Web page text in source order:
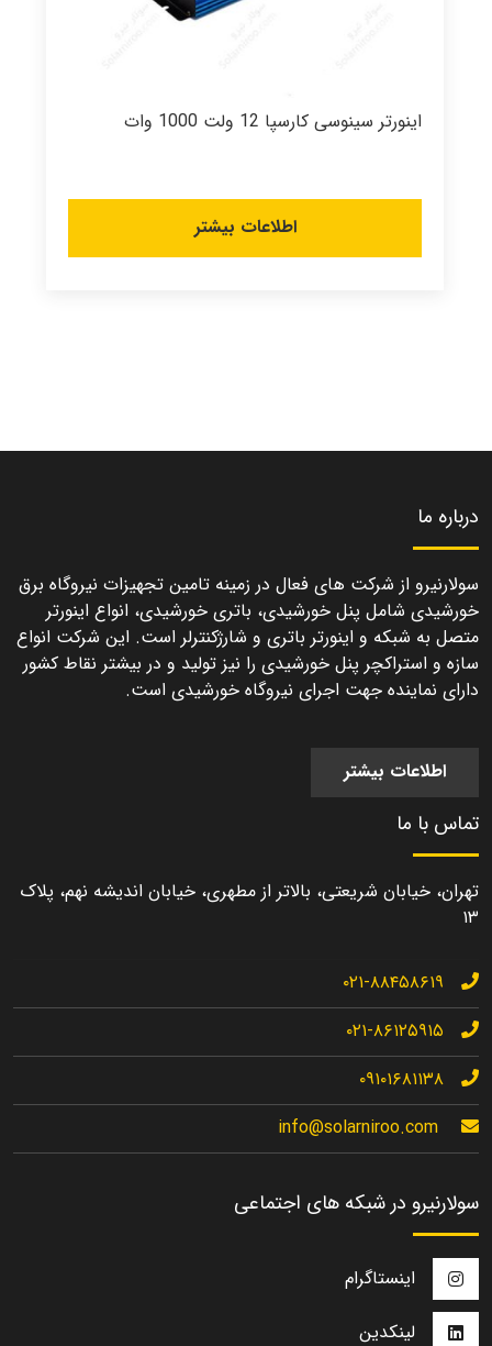
اینورتر سینوسی کارسپا 12 ولت 1000 وات
اطلاعات بیشتر
درباره ما
سولارنیرو از شرکت های فعال در زمینه تامین تجهیزات نیروگاه برق
خورشیدی شامل پنل خورشیدی، باتری خورشیدی، انواع اینورتر
متصل به شبکه و اینورتر باتری و شارژکنترلر است. این شرکت انواع
سازه و استراکچر پنل خورشیدی را نیز تولید و در بیشتر نقاط کشور
دارای نماینده جهت اجرای نیروگاه خورشیدی است.
اطلاعات بیشتر
تماس با ما
تهران، خیابان شریعتی، بالاتر از مطهری، خیابان اندیشه نهم، پلاک
۱۳
۰۲۱-۸۸۴۵۸۶۱۹
۰۲۱-۸۶۱۲۵۹۱۵
۰۹۱۰۱۶۸۱۱۳۸
info@solarniroo.com
سولارنیرو در شبکه های اجتماعی
اینستاگرام
لینکدین